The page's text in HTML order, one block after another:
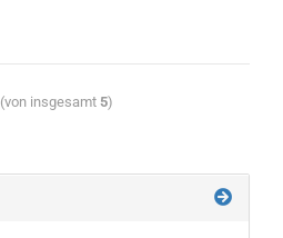
(von insgesamt 5)